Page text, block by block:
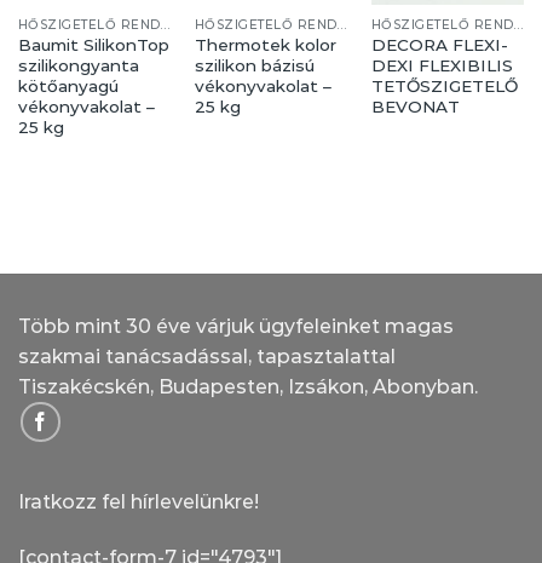
Baumit SilikonTop
szilikongyanta
kötőanyagú
vékonyvakolat –
25 kg
Thermotek kolor
szilikon bázisú
vékonyvakolat –
25 kg
DECORA FLEXI-
DEXI FLEXIBILIS
TETŐSZIGETELŐ
BEVONAT
Több mint 30 éve várjuk ügyfeleinket magas
szakmai tanácsadással, tapasztalattal
Tiszakécskén, Budapesten, Izsákon, Abonyban.
Iratkozz fel hírlevelünkre!
[contact-form-7 id="4793"]